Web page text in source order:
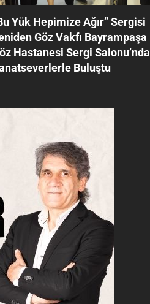
Yük Hepimize Ağır’’ Sergisi
Göz Vakfı Bayrampaşa
Hastanesi Sergi Salonu’nda
Buluştu